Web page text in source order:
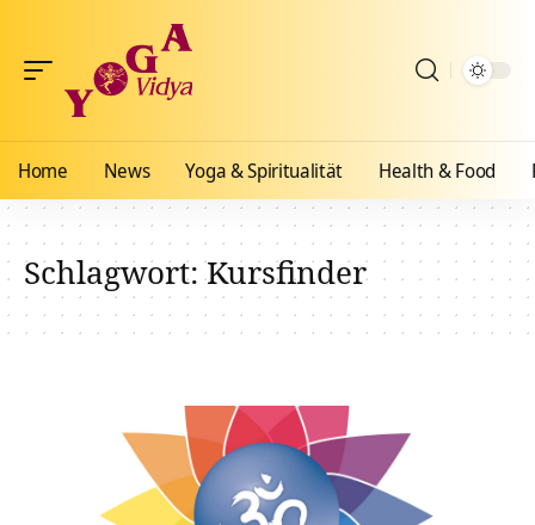
Home News Yoga & Spiritualität Health & Food
Schlagwort:Kursfinder